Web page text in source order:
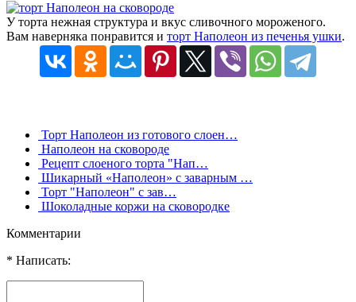
У торта нежная структура и вкус сливочного мороженого.
Вам наверняка понравится и торт Наполеон из печенья ушки.
Торт Наполеон из готового слоен…
Наполеон на сковороде
Рецепт слоеного торта "Нап…
Шикарный «Наполеон» с заварным …
Торт "Наполеон" с зав…
Шоколадные коржи на сковородке
Комментарии
* Написать: